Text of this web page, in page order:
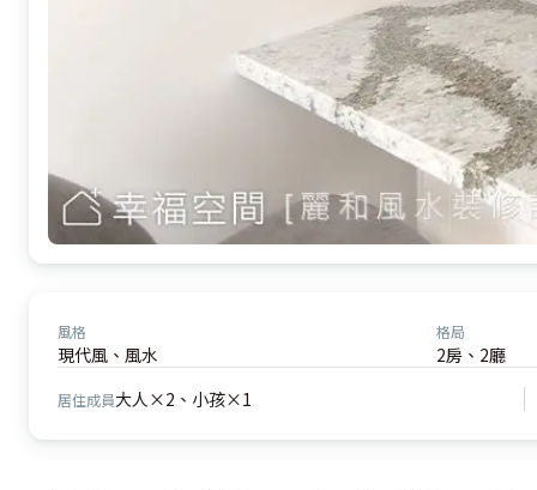
風格
現代風、風水
格局
2房、2廳
居住成員大人×2、小孩×1